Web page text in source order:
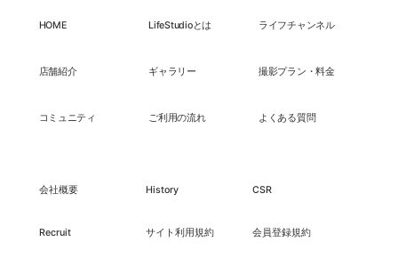
HOME LifeStudioとは ライフチャンネル
店舗紹介 ギャラリー 撮影プラン・料金
コミュニティ ご利用の流れ よくある質問
会社概要 History CSR
Recruit サイト利用規約 会員登録規約